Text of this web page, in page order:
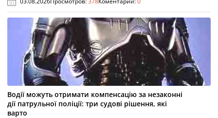
Водії можуть отримати компенсацію за незаконні
дії патрульної поліції: три судові рішення, які
варто